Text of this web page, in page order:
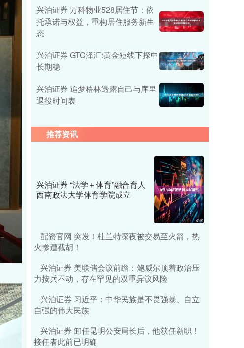
兴泊证券 万科物业528居住节：依
托承诺与权益，重构居住服务新生
态
兴泊证券 GTC泽汇:黄金短线下探中
长期稳
兴泊证券 追梦格林透露自己与库里
退役时间表
推荐资讯
兴泊证券 “法学＋体育”融合育人
西南政法大学体育学院成立
配资官网 突发！杜兰特深夜被交易至火箭，热
火惨遭截胡！
兴泊证券 美联储会议前瞻：鲍威尔顶着政治压
力按兵不动，存在罕见的双重异议风险
兴泊证券 习近平：中华民族是不畏强暴、自立
自强的伟大民族
兴泊证券 卸任昆明公安局长后，他获任新职！
接任者此前已明确